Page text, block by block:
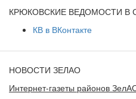
КРЮКОВСКИЕ ВЕДОМОСТИ В
КВ в ВКонтакте
НОВОСТИ ЗЕЛАО
Интернет-газеты районов